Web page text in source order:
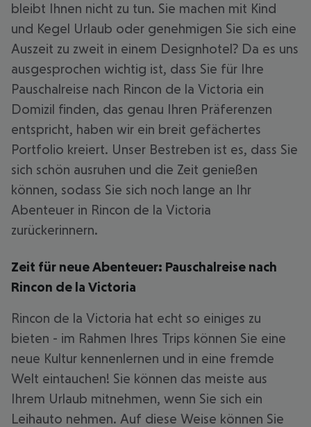
bleibt Ihnen nicht zu tun. Sie machen mit Kind
und Kegel Urlaub oder genehmigen Sie sich eine
Auszeit zu zweit in einem Designhotel? Da es uns
ausgesprochen wichtig ist, dass Sie für Ihre
Pauschalreise nach Rincon de la Victoria ein
Domizil finden, das genau Ihren Präferenzen
entspricht, haben wir ein breit gefächertes
Portfolio kreiert. Unser Bestreben ist es, dass Sie
sich schön ausruhen und die Zeit genießen
können, sodass Sie sich noch lange an Ihr
Abenteuer in Rincon de la Victoria
zurückerinnern.
Zeit für neue Abenteuer: Pauschalreise nach
Rincon de la Victoria
Rincon de la Victoria hat echt so einiges zu
bieten - im Rahmen Ihres Trips können Sie eine
neue Kultur kennenlernen und in eine fremde
Welt eintauchen! Sie können das meiste aus
Ihrem Urlaub mitnehmen, wenn Sie sich ein
Leihauto nehmen. Auf diese Weise können Sie